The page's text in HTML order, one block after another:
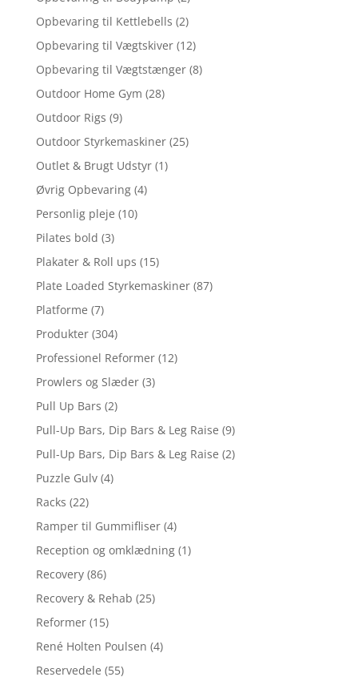
Opbevaring til Kettlebells (2)
Opbevaring til Vægtskiver (12)
Opbevaring til Vægtstænger (8)
Outdoor Home Gym (28)
Outdoor Rigs (9)
Outdoor Styrkemaskiner (25)
Outlet & Brugt Udstyr (1)
Øvrig Opbevaring (4)
Personlig pleje (10)
Pilates bold (3)
Plakater & Roll ups (15)
Plate Loaded Styrkemaskiner (87)
Platforme (7)
Produkter (304)
Professionel Reformer (12)
Prowlers og Slæder (3)
Pull Up Bars (2)
Pull-Up Bars, Dip Bars & Leg Raise (9)
Pull-Up Bars, Dip Bars & Leg Raise (2)
Puzzle Gulv (4)
Racks (22)
Ramper til Gummifliser (4)
Reception og omklædning (1)
Recovery (86)
Recovery & Rehab (25)
Reformer (15)
René Holten Poulsen (4)
Reservedele (55)